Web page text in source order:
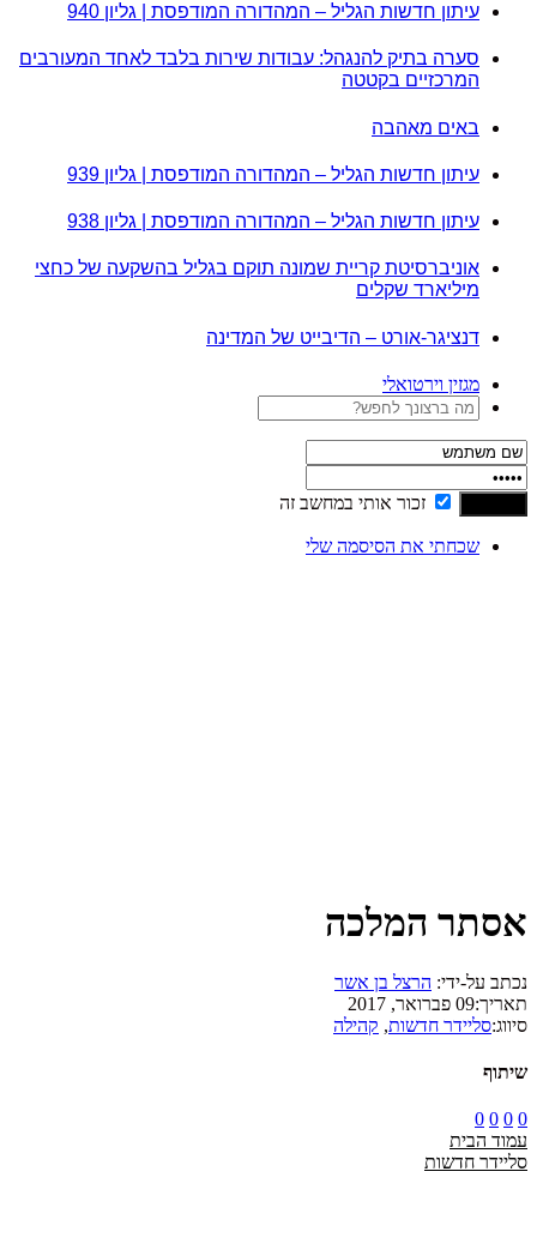
עיתון חדשות הגליל – המהדורה המודפסת | גליון 940
סערה בתיק להנגהל: עבודות שירות בלבד לאחד המעורבים
המרכזיים בקטטה
באים מאהבה
עיתון חדשות הגליל – המהדורה המודפסת | גליון 939
עיתון חדשות הגליל – המהדורה המודפסת | גליון 938
אוניברסיטת קריית שמונה תוקם בגליל בהשקעה של כחצי
מיליארד שקלים
דנציגר-אורט – הדיבייט של המדינה
מגזין וירטואלי
זכור אותי במחשב זה
שכחתי את הסיסמה שלי
אסתר המלכה
נכתב על-ידי: הרצל בן אשר
תאריך:09 פברואר, 2017
סיווג:סליידר חדשות, קהילה
שיתוף
0
0
0
0
עמוד הבית
סליידר חדשות